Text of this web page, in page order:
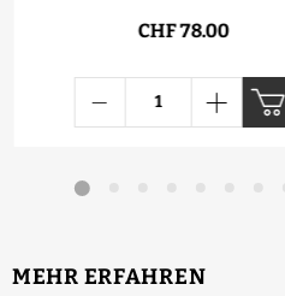
CHF 78.00
MEHR ERFAHREN